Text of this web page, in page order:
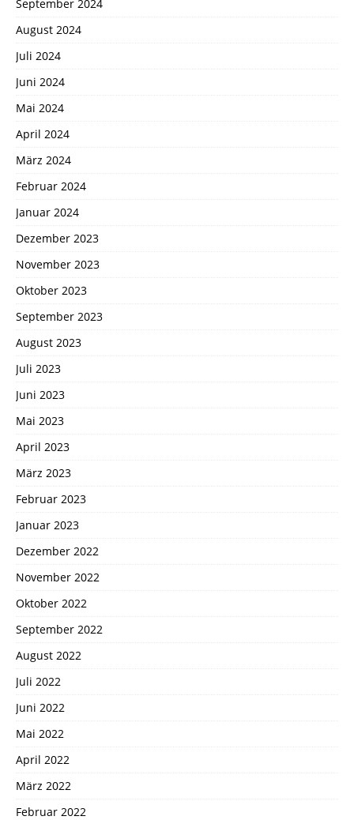
September 2024
August 2024
Juli 2024
Juni 2024
Mai 2024
April 2024
März 2024
Februar 2024
Januar 2024
Dezember 2023
November 2023
Oktober 2023
September 2023
August 2023
Juli 2023
Juni 2023
Mai 2023
April 2023
März 2023
Februar 2023
Januar 2023
Dezember 2022
November 2022
Oktober 2022
September 2022
August 2022
Juli 2022
Juni 2022
Mai 2022
April 2022
März 2022
Februar 2022